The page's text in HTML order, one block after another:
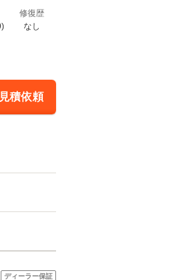
修復歴
なし
積依頼
ディーラー保証